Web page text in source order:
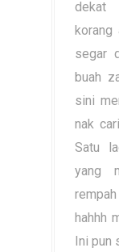
dekat
korang
segar
buah
sini
nak
Satu
yang
hahhh
Ini pun